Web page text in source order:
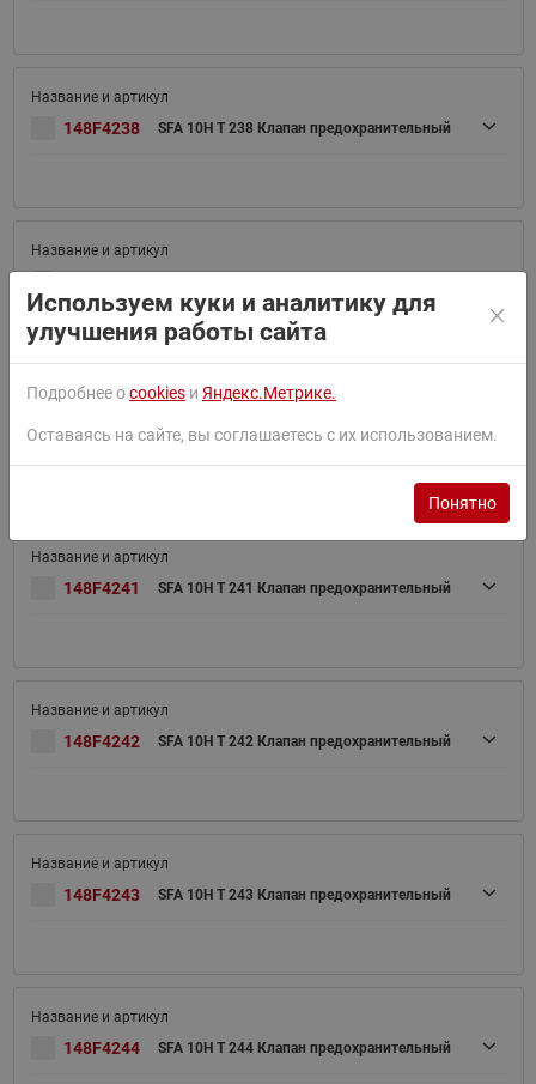
148F4238 SFA 10H T 238 Клапан предохранительный
148F4240 SFA 10H T 240 Клапан предохранительный
148F4241 SFA 10H T 241 Клапан предохранительный
148F4242 SFA 10H T 242 Клапан предохранительный
148F4243 SFA 10H T 243 Клапан предохранительный
148F4244 SFA 10H T 244 Клапан предохранительный
Используем куки и аналитику для
улучшения работы сайта
Подробнее оcookies и Яндекс.Метрике.
Оставаясь на сайте, вы соглашаетесь с их использованием.
Понятно